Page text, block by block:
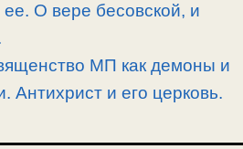
ее. О вере бесовской, и
МП как демоны и
Антихрист и его церковь.